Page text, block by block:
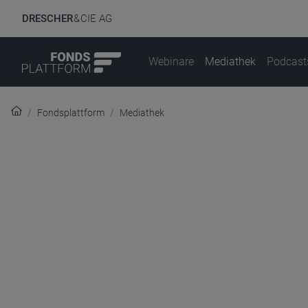
DRESCHER& CIE AG
Webinare Mediathek
Fondsplattform Mediathek